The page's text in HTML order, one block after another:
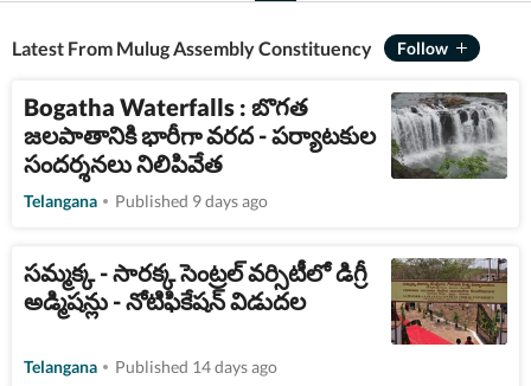
Latest From Mulug Assembly Constituency
Bogatha Waterfalls : బొగత
జలపాతానికి భారీగా వరద - పర్యాటకుల
సందర్శనలు నిలిపివేత
Telangana Published 9 days ago
సమ్మక్క - సారక్క సెంట్రల్ వర్సిటీలో డిగ్రీ
అడ్మిషన్లు - నోటిఫికేషన్ విడుదల
Telangana Published 14 days ago